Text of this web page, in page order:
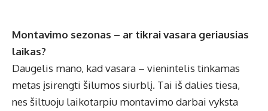
Montavimo sezonas – ar tikrai vasara geriausias
laikas?
Daugelis mano, kad vasara – vienintelis tinkamas
metas įsirengti šilumos siurblį. Tai iš dalies tiesa,
nes šiltuoju laikotarpiu montavimo darbai vyksta